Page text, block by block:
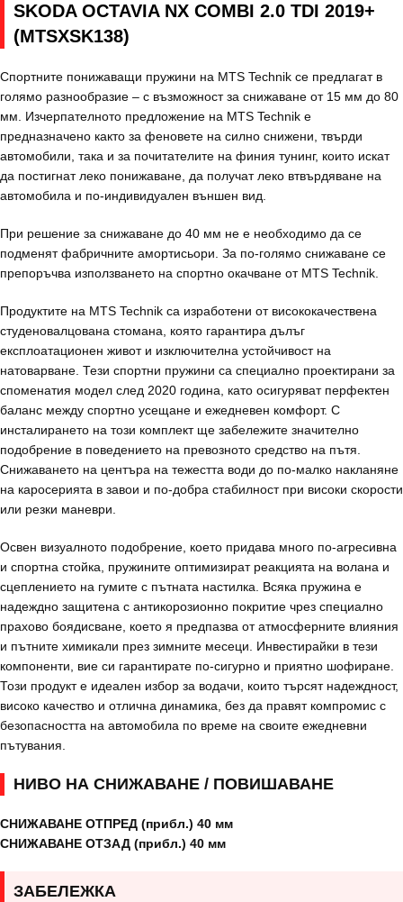
SKODA OCTAVIA NX COMBI 2.0 TDI 2019+
(MTSXSK138)
Спортните понижаващи пружини на MTS Technik се предлагат в
голямо разнообразие – с възможност за снижаване от 15 мм до 80
мм. Изчерпателното предложение на MTS Technik е
предназначено както за феновете на силно снижени, твърди
автомобили, така и за почитателите на финия тунинг, които искат
да постигнат леко понижаване, да получат леко втвърдяване на
автомобила и по-индивидуален външен вид.
При решение за снижаване до 40 мм не е необходимо да се
подменят фабричните амортисьори. За по-голямо снижаване се
препоръчва използването на спортно окачване от MTS Technik.
Продуктите на MTS Technik са изработени от висококачествена
студеновалцована стомана, която гарантира дълъг
експлоатационен живот и изключителна устойчивост на
натоварване. Тези спортни пружини са специално проектирани за
споменатия модел след 2020 година, като осигуряват перфектен
баланс между спортно усещане и ежедневен комфорт. С
инсталирането на този комплект ще забележите значително
подобрение в поведението на превозното средство на пътя.
Снижаването на центъра на тежестта води до по-малко накланяне
на каросерията в завои и по-добра стабилност при високи скорости
или резки маневри.
Освен визуалното подобрение, което придава много по-агресивна
и спортна стойка, пружините оптимизират реакцията на волана и
сцеплението на гумите с пътната настилка. Всяка пружина е
надеждно защитена с антикорозионно покритие чрез специално
прахово боядисване, което я предпазва от атмосферните влияния
и пътните химикали през зимните месеци. Инвестирайки в тези
компоненти, вие си гарантирате по-сигурно и приятно шофиране.
Този продукт е идеален избор за водачи, които търсят надеждност,
високо качество и отлична динамика, без да правят компромис с
безопасността на автомобила по време на своите ежедневни
пътувания.
НИВО НА СНИЖАВАНЕ / ПОВИШАВАНЕ
СНИЖАВАНЕ ОТПРЕД (прибл.) 40 мм
СНИЖАВАНЕ ОТЗАД (прибл.) 40 мм
ЗАБЕЛЕЖКА